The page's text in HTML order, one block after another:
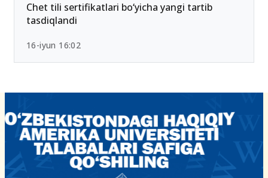
Chet tili sertifikatlari bo‘yicha yangi tartib
tasdiqlandi
16-iyun 16:02